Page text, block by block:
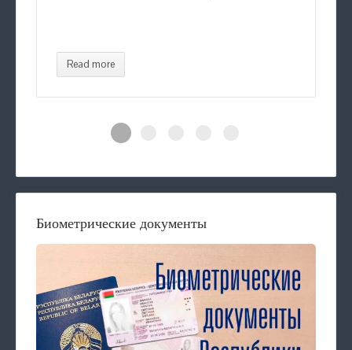
Read more
Биометрические документы